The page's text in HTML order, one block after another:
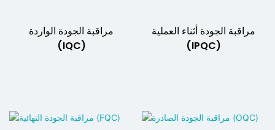
مراقبة الجودة الواردة
(IQC)
مراقبة الجودة أثناء العملية
(IPQC)